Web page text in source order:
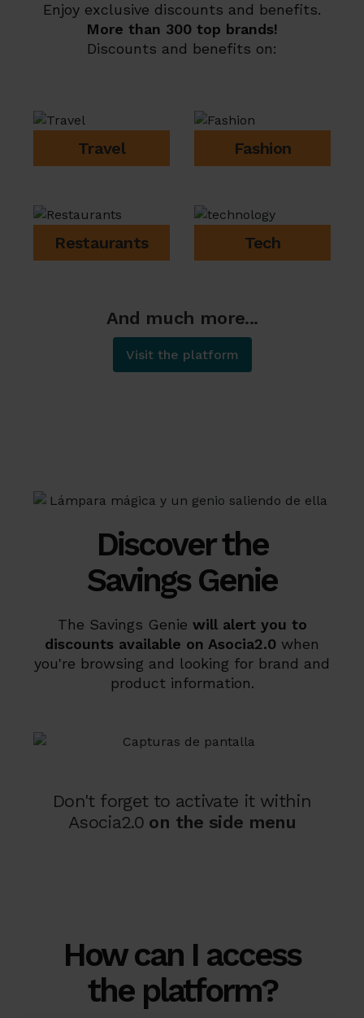
Enjoy exclusive discounts and benefits.
More than 300 top brands!
Discounts and benefits on:
Travel Fashion
Restaurants Tech
And much more...
Visit the platform
Discover the
Savings Genie
The Savings Genie will alert you to
discounts available on Asocia2.0 when
you're browsing and looking for brand and
product information.
Don't forget to activate it within
Asocia2.0 on the side menu
How can I access
the platform?